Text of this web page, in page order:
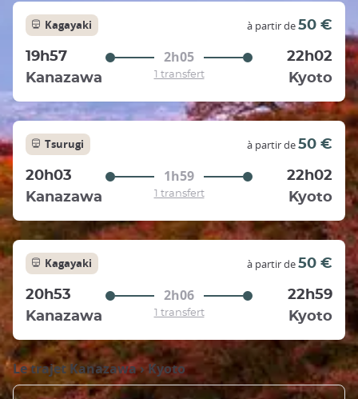
Kagayaki à partir de50 €
19h57 2h05
22h02
Kanazawa
1 transfert Kyoto
Tsurugi à partir de50 €
20h03 1h59
22h02
Kanazawa
1 transfert Kyoto
Kagayaki à partir de50 €
20h53 2h06
22h59
Kanazawa
1 transfert Kyoto
Le trajet Kanazawa›Kyoto